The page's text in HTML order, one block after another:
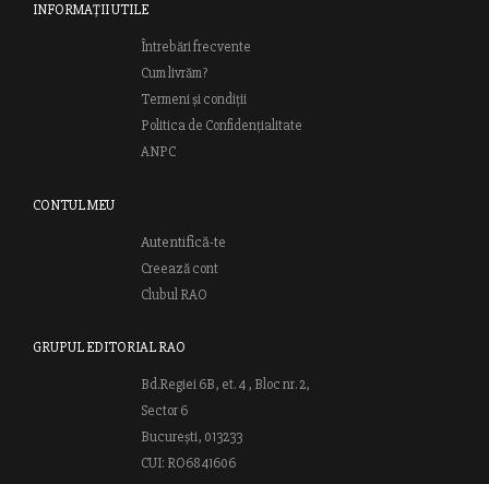
INFORMAȚII UTILE
Întrebări frecvente
Cum livrăm?
Termeni și condiții
Politica de Confidențialitate
ANPC
CONTUL MEU
Autentifică-te
Creează cont
Clubul RAO
GRUPUL EDITORIAL RAO
Bd.Regiei 6B, et. 4 , Bloc nr. 2,
Sector 6
București, 013233
CUI: RO6841606